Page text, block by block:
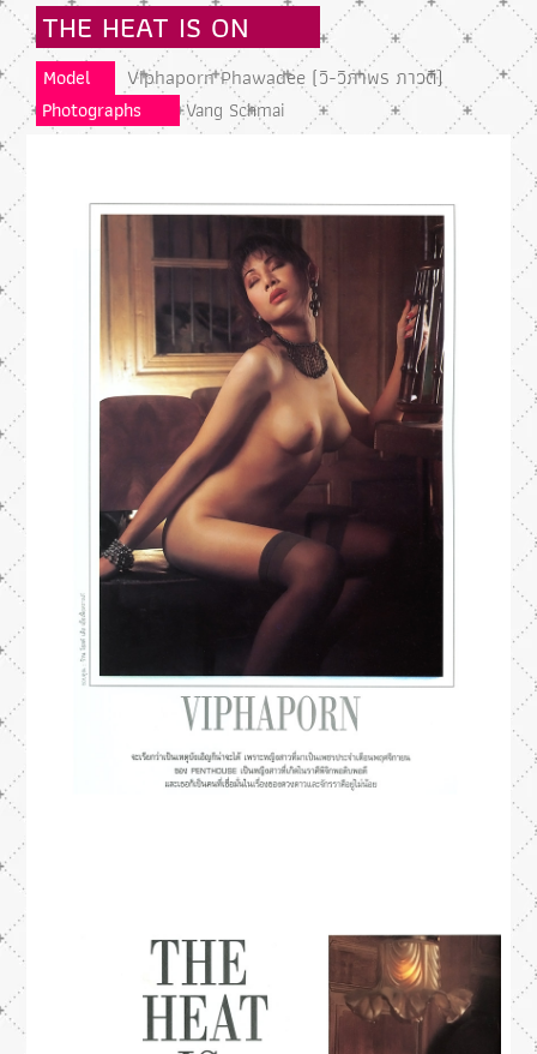
THE HEAT IS ON
Model Viphaporn Phawadee (วิ-วิภาพร ภาวดี)
Photographs Vang Schmai